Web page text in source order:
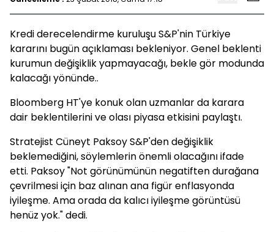
Kredi derecelendirme kuruluşu S&P'nin Türkiye
kararını bugün açıklaması bekleniyor. Genel beklenti
kurumun değişiklik yapmayacağı, bekle gör modunda
kalacağı yönünde..
Bloomberg HT'ye konuk olan uzmanlar da karara
dair beklentilerini ve olası piyasa etkisini paylaştı.
Stratejist Cüneyt Paksoy S&P'den değişiklik
beklemediğini, söylemlerin önemli olacağını ifade
etti. Paksoy "Not görünümünün negatiften durağana
çevrilmesi için baz alınan ana figür enflasyonda
iyileşme. Ama orada da kalıcı iyileşme görüntüsü
henüz yok." dedi.